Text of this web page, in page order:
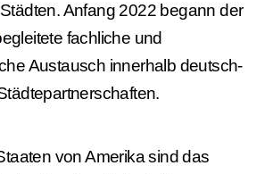
Anfang 2022 begann der
fachliche und
Austausch innerhalb deutsch-
von Amerika sind das